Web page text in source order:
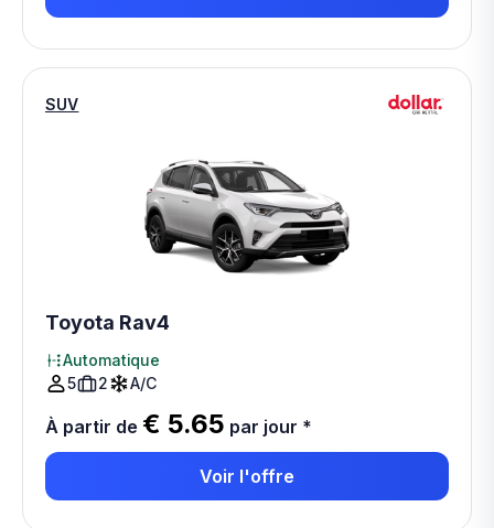
SUV
Toyota Rav4
Automatique
5
2 A/C
À partir de € 5.65 par jour *
Voir l'offre